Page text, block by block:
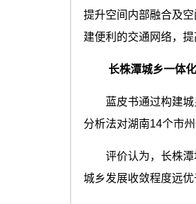
提升空间内部融合及
建便利的交通网络，
长株潭城乡一体
蓝皮书通过构建城
分析法对湖南14个市
评价认为，长株潭
城乡发展收敛程度远